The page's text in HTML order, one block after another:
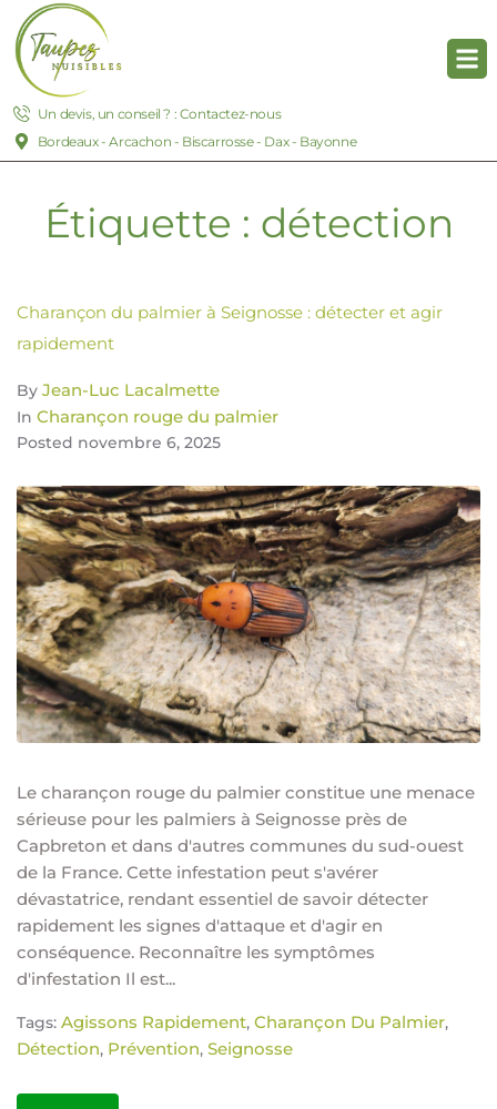
Un devis, un conseil ? : Contactez-nous
Bordeaux - Arcachon - Biscarrosse - Dax - Bayonne
Étiquette : détection
Charançon du palmier à Seignosse : détecter et agir
rapidement
By Jean-Luc Lacalmette
In Charançon rouge du palmier
Posted novembre 6, 2025
Le charançon rouge du palmier constitue une menace
sérieuse pour les palmiers à Seignosse près de
Capbreton et dans d'autres communes du sud-ouest
de la France. Cette infestation peut s'avérer
dévastatrice, rendant essentiel de savoir détecter
rapidement les signes d'attaque et d'agir en
conséquence. Reconnaître les symptômes
d'infestation Il est...
Tags: Agissons Rapidement, Charançon Du Palmier,
Détection, Prévention, Seignosse